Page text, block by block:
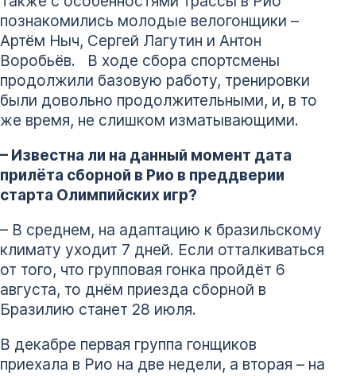
познакомились молодые велогонщики –
Артём Ныч, Сергей Лагутин и Антон
Воробьёв. В ходе сбора спортсмены
продолжили базовую работу, тренировки
были довольно продолжительными, и, в то
же время, не слишком изматывающими.
– Известна ли на данный момент дата
прилёта сборной в Рио в преддверии
старта Олимпийских игр?
– В среднем, на адаптацию к бразильскому
климату уходит 7 дней. Если отталкиваться
от того, что групповая гонка пройдёт 6
августа, то днём приезда сборной в
Бразилию станет 28 июля.
В декабре первая группа гонщиков
приехала в Рио на две недели, а вторая – на